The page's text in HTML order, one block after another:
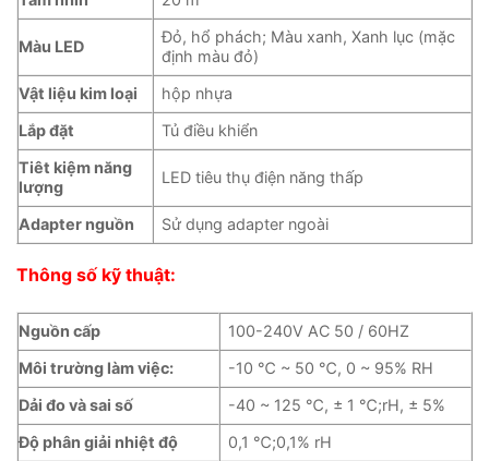
Màu LED
Đỏ, hổ phách; Màu xanh, Xanh lục (mặc
định màu đỏ)
Vật liệu kim loại
hộp nhựa
Lắp đặt
Tủ điều khiển
Tiêt kiệm năng
lượng
LED tiêu thụ điện năng thấp
Adapter nguồn Sử dụng adapter ngoài
Thông số kỹ thuật:
Nguồn cấp
100-240V AC 50 / 60HZ
Môi trường làm việc:
-10 ℃ ~ 50 ℃, 0 ~ 95% RH
Dải đo và sai số
-40 ~ 125 ℃, ± 1 ℃;rH, ± 5%
Độ phân giải nhiệt độ
0,1 ℃;0,1% rH